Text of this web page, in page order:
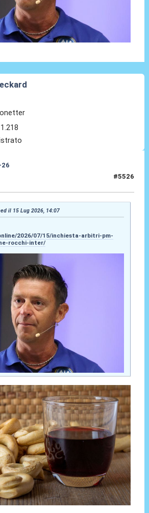
1.218
#5526
il 15 Lug 2026, 14:07
2026/07/15/inchiesta-arbitri-pm-
rocchi-inter/